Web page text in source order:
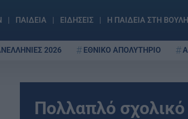
ΠΑΙΔΕΙΑ ΕΙΔΗΣΕΙΣ Η ΠΑΙΔΕΙΑ ΣΤΗ ΒΟΥΛΗ
2026 ΕΘΝΙΚΟ ΑΠΟΛΥΤΗΡΙΟ
Πολλαπλό σχολικό